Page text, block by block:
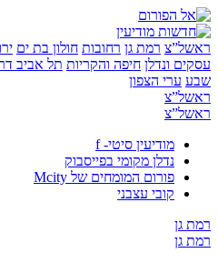
רמת גן רחובות חולון בת ים ירושלים
ונדלן חיפה והקריות תל אביבדרום
ערי הצפון
מודיעין סיטי- f
נדלן מקומי בפייסבוק
פורום המומחים של Mcity
קובי עצבני